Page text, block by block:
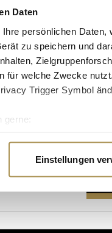
Daten
Ihre persönlichen
zu speichern und
für welche Zwecke
Trigger Symbol
gerne:
Daten
zu
Einstellungen